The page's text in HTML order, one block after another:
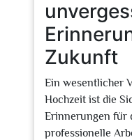
Zukunft
Ein wesentlicher
Hochzeit ist die
Erinnerungen für
professionelle